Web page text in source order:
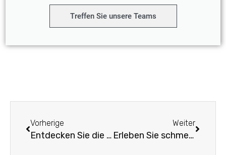
Treffen Sie unsere Teams
Vorherige
Entdecken Sie die Kraft einer Schulterschmerzorthese!
Weiter
Erleben Sie schmerzfreie Mobilität mit der Sparthos-Schulterstütze